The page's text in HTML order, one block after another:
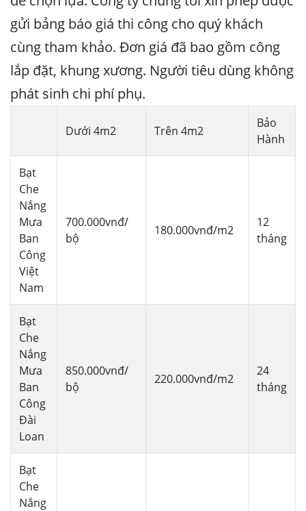
gửi bảng báo giá thi công cho quý khách
cùng tham khảo. Đơn giá đã bao gồm công
lắp đặt, khung xương. Người tiêu dùng không
phát sinh chi phí phụ.
Dưới 4m2 Trên 4m2
Bảo
Hành
Bạt
Che
Nắng
Mưa
Ban
Công
Việt
Nam
700.000vnđ/
bộ
180.000vnđ/m2
12
tháng
Bạt
Che
Nắng
Mưa
Ban
Công
Đài
Loan
850.000vnđ/
bộ
220.000vnđ/m2
24
tháng
Bạt
Che
Nắng